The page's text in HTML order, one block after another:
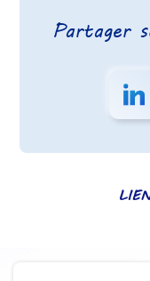
Partager